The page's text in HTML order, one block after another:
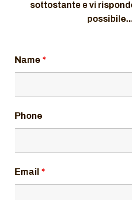
sottostante e vi
Name *
Phone
Email *